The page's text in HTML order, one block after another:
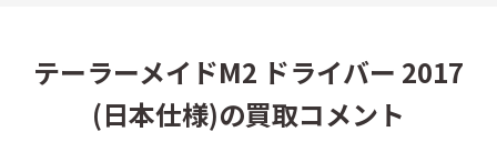
テーラーメイドM2 ドライバー 2017
(日本仕様)の買取コメント